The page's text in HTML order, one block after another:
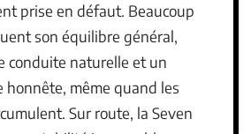
prise en défaut. Beaucoup
son équilibre général,
conduite naturelle et un
honnête, même quand les
Sur route, la Seven